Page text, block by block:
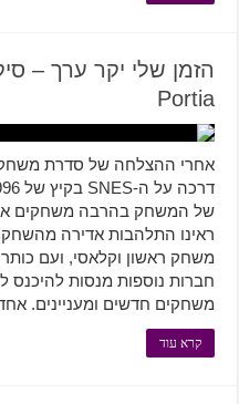
Portia
של המשחק בהרבה משחקים
ראינו התלהבות אדירה
חברות נוספות מנסות להיכנס
משחקים חדשים ומעניינים.
קרא עוד